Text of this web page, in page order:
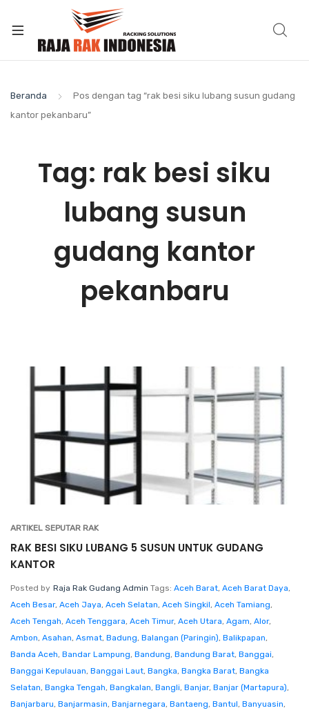
Beranda
Pos dengan tag “rak besi siku lubang susun gudang
kantor pekanbaru”
Tag: rak besi siku
lubang susun
gudang kantor
pekanbaru
ARTIKEL SEPUTAR RAK
RAK BESI SIKU LUBANG 5 SUSUN UNTUK GUDANG
KANTOR
Posted by Raja Rak Gudang Admin Tags: Aceh Barat, Aceh Barat Daya,
Aceh Besar, Aceh Jaya, Aceh Selatan, Aceh Singkil, Aceh Tamiang,
Aceh Tengah, Aceh Tenggara, Aceh Timur, Aceh Utara, Agam, Alor,
Ambon, Asahan, Asmat, Badung, Balangan (Paringin), Balikpapan,
Banda Aceh, Bandar Lampung, Bandung, Bandung Barat, Banggai,
Banggai Kepulauan, Banggai Laut, Bangka, Bangka Barat, Bangka
Selatan, Bangka Tengah, Bangkalan, Bangli, Banjar, Banjar (Martapura),
Banjarbaru, Banjarmasin, Banjarnegara, Bantaeng, Bantul, Banyuasin,